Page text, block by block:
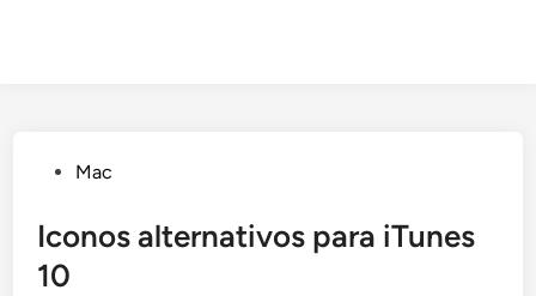
Publicado
Mac
Iconos alternativos para iTunes
10